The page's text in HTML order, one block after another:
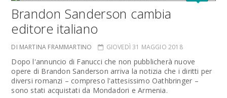
Brandon Sanderson cambia
editore italiano
DI MARTINA FRAMMARTINO GIOVEDÌ 31 MAGGIO 2018
Dopo l'annuncio di Fanucci che non pubblicherà nuove
opere di Brandon Sanderson arriva la notizia che i diritti per
diversi romanzi – compreso l'attesissimo Oathbringer –
sono stati acquistati da Mondadori e Armenia.